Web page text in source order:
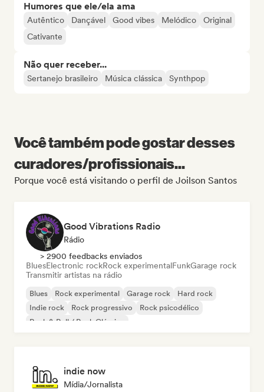
Humores que ele/ela ama
Autêntico Dançável Good vibes Melódico
Original
Cativante
Não quer receber...
Sertanejo brasileiro Música clássica Synthpop
Você também pode gostar desses
curadores/profissionais...
Porque você está visitando o perfil de Joilson Santos
Good Vibrations Radio
Rádio
> 2900 feedbacks enviados
BluesElectronic rockRock experimentalFunkGarage rock
Transmitir artistas na rádio
Blues Rock experimental Garage rock
Hard rock
Indie rock
Rock progressivo
Rock psicodélico
Rock & Roll / Rock Clássico
indie now
Mídia/Jornalista